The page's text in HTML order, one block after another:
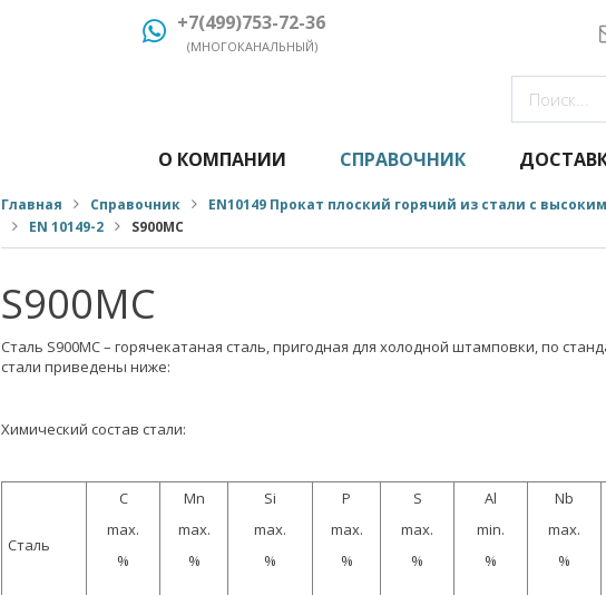
+7(499)753-72-36
(МНОГОКАНАЛЬНЫЙ)
О КОМПАНИИ СПРАВОЧНИК
Главная Справочник
EN10149 Прокат плоский горячий из стали с
EN 10149-2
S900MC
S900MC
Сталь S900MC – горячекатаная сталь, пригодная для холодной штамповки, по
стали приведены ниже:
Химический состав стали:
Сталь
C
max.
%
Mn
max.
%
Si
max.
%
P
max.
%
S
max.
%
Al
min.
%
Nb
max.
%